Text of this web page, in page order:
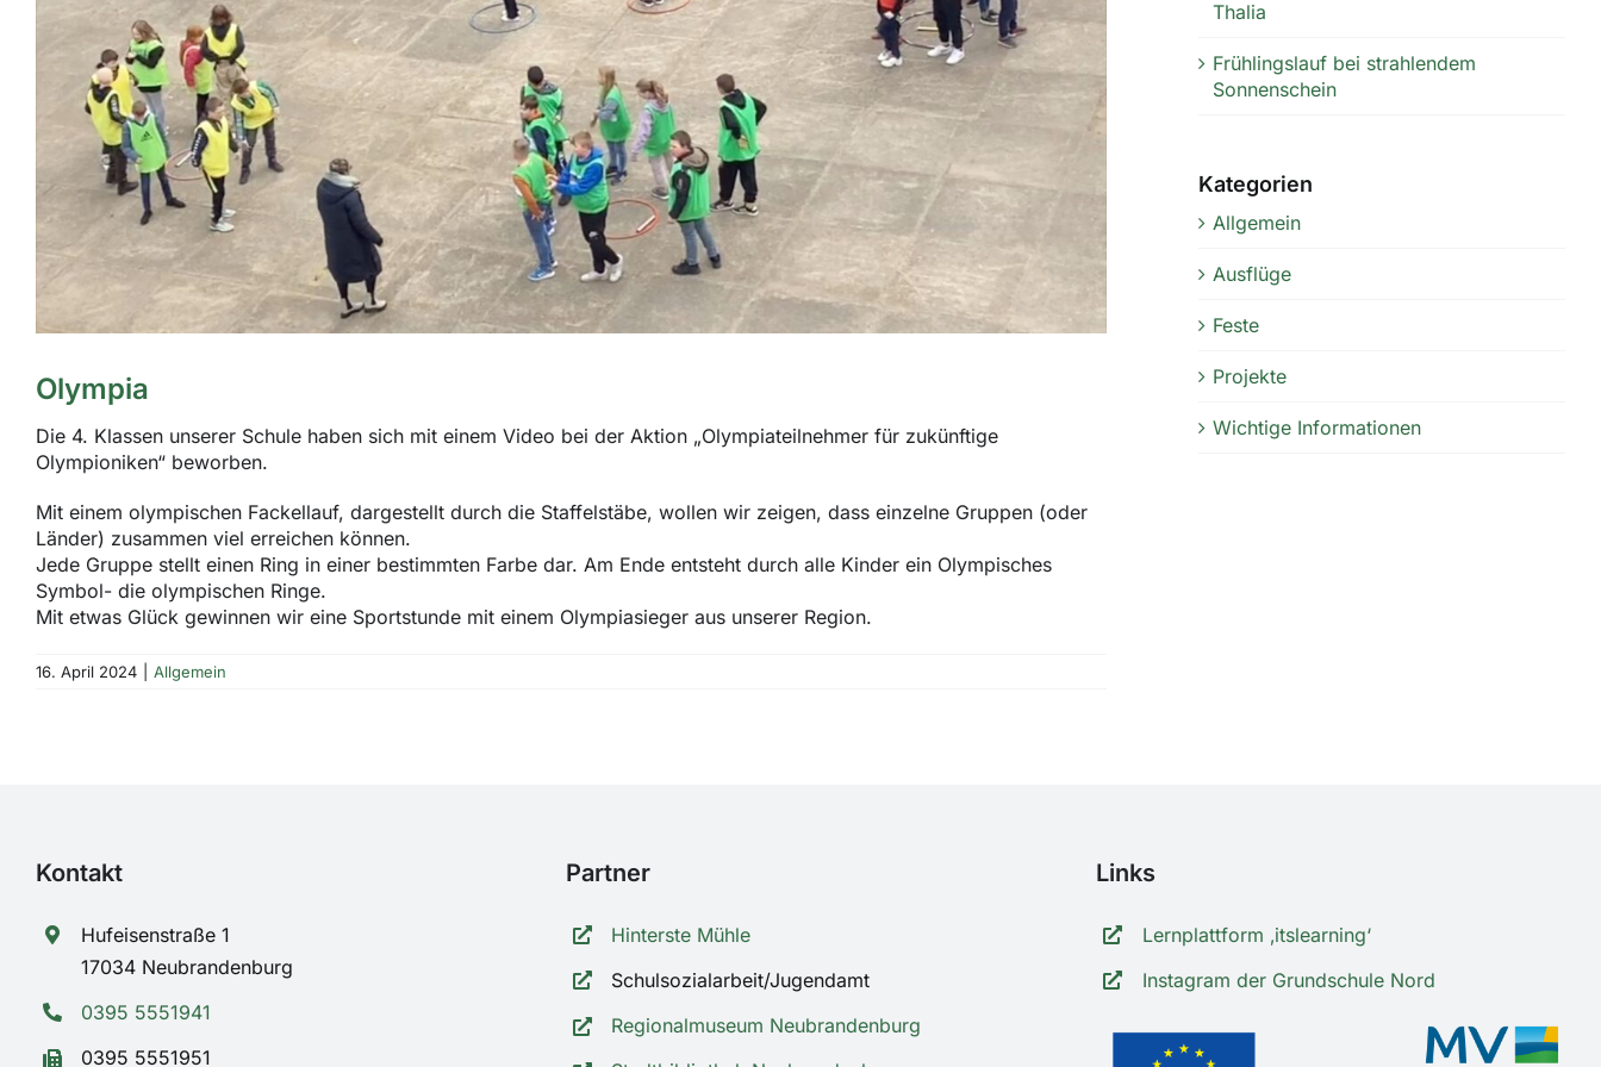
Olympia
Die 4. Klassen unserer Schule haben sich mit einem Video bei der Aktion „Olympiateilnehmer für zukünftige
Olympioniken“ beworben.
Mit einem olympischen Fackellauf, dargestellt durch die Staffelstäbe, wollen wir zeigen, dass einzelne Gruppen (oder
Länder) zusammen viel erreichen können.
Jede Gruppe stellt einen Ring in einer bestimmten Farbe dar. Am Ende entsteht durch alle Kinder ein Olympisches
Symbol- die olympischen Ringe.
Mit etwas Glück gewinnen wir eine Sportstunde mit einem Olympiasieger aus unserer Region.
16. April 2024 Allgemein
Thalia
Frühlingslauf bei strahlendem
Sonnenschein
Kategorien
Allgemein
Ausflüge
Feste
Projekte
Wichtige Informationen
Kontakt
Hufeisenstraße 1
17034 Neubrandenburg
0395 5551941
0395 5551951
Partner
Hinterste Mühle
Schulsozialarbeit/Jugendamt
Regionalmuseum Neubrandenburg
Links
Lernplattform ‚itslearning‘
Instagram der Grundschule Nord